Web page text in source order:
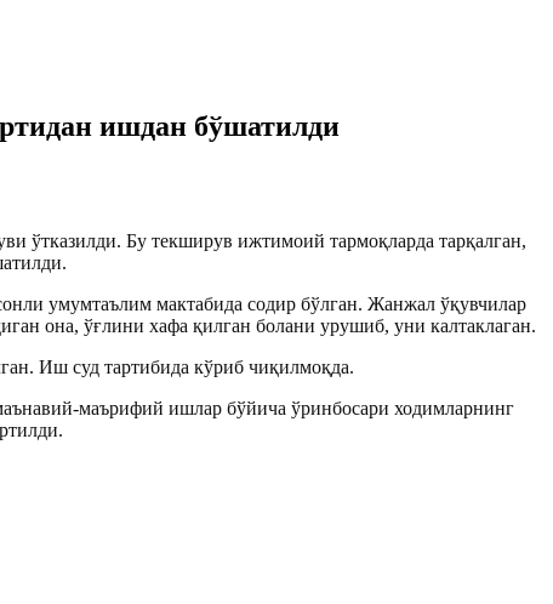
ишдан бўшатилди
ўтказилди. Бу текширув ижтимоий тармоқларда тарқалган,
умумтаълим мактабида содир бўлган. Жанжал ўқувчилар
она, ўғлини хафа қилган болани урушиб, уни калтаклаган.
Иш суд тартибида кўриб чиқилмоқда.
маърифий ишлар бўйича ўринбосари ходимларнинг